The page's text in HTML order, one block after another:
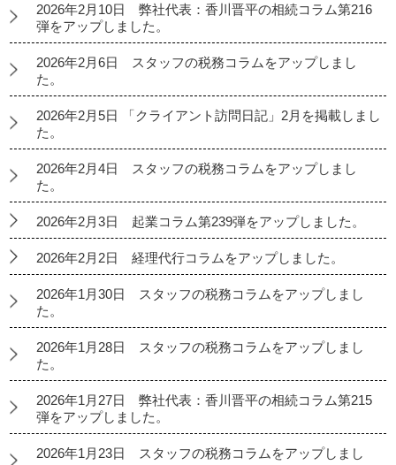
2026年2月10日 弊社代表：香川晋平の相続コラム第216
弾をアップしました。
2026年2月6日 スタッフの税務コラムをアップしまし
た。
2026年2月5日 「クライアント訪問日記」2月を掲載しまし
た。
2026年2月4日 スタッフの税務コラムをアップしまし
た。
2026年2月3日 起業コラム第239弾をアップしました。
2026年2月2日 経理代行コラムをアップしました。
2026年1月30日 スタッフの税務コラムをアップしまし
た。
2026年1月28日 スタッフの税務コラムをアップしまし
た。
2026年1月27日 弊社代表：香川晋平の相続コラム第215
弾をアップしました。
2026年1月23日 スタッフの税務コラムをアップしまし